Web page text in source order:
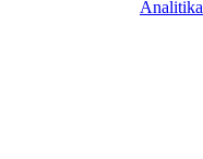
Analitika